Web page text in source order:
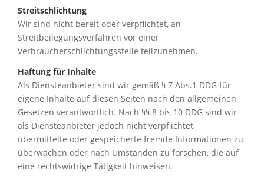
Streitschlichtung
Wir sind nicht bereit oder verpflichtet, an
Streitbeilegungsverfahren vor einer
Verbraucherschlichtungsstelle teilzunehmen.
Haftung für Inhalte
Als Diensteanbieter sind wir gemäß § 7 Abs.1 DDG für
eigene Inhalte auf diesen Seiten nach den allgemeinen
Gesetzen verantwortlich. Nach §§ 8 bis 10 DDG sind wir
als Diensteanbieter jedoch nicht verpflichtet,
übermittelte oder gespeicherte fremde Informationen zu
überwachen oder nach Umständen zu forschen, die auf
eine rechtswidrige Tätigkeit hinweisen.